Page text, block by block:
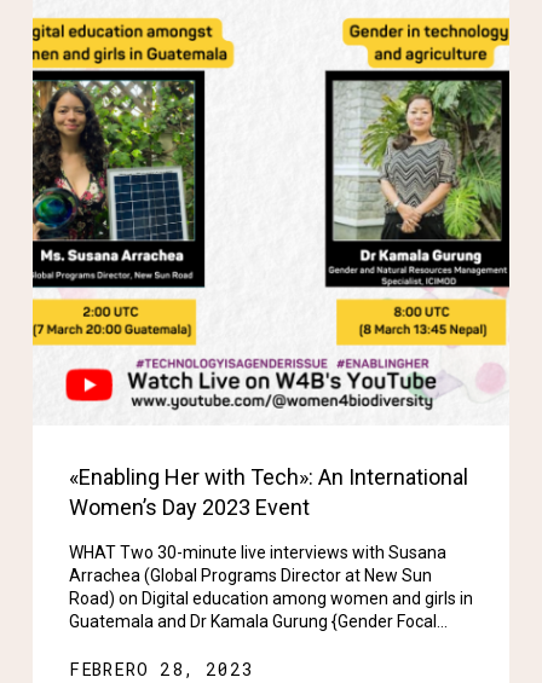
«Enabling Her with Tech»: An International
Women’s Day 2023 Event
WHAT Two 30-minute live interviews with Susana
Arrachea (Global Programs Director at New Sun
Road) on Digital education among women and girls in
Guatemala and Dr Kamala Gurung {Gender Focal…
FEBRERO 28, 2023